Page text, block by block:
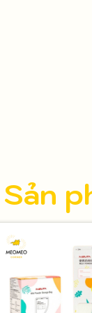
Sản